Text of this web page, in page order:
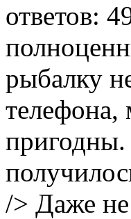
ответов:
рыбалку
телефона,
пригодны.
/> Даже не